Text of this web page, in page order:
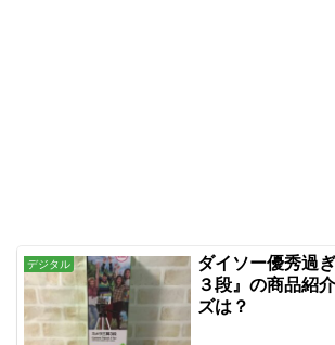
デジタル
ダイソー優秀過
３段』の商品紹
ズは？